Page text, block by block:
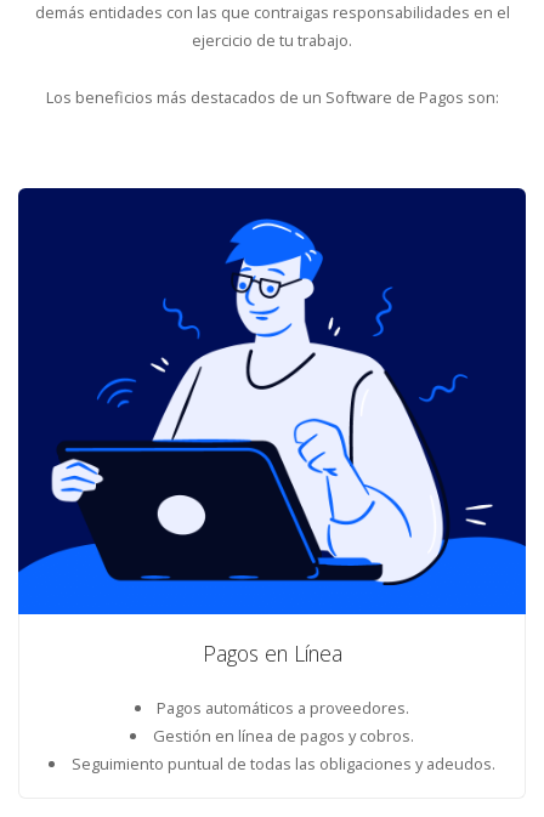
demás entidades con las que contraigas responsabilidades en el
ejercicio de tu trabajo.
Los beneficios más destacados de un Software de Pagos son:
Pagos en Línea
Pagos automáticos a proveedores.
Gestión en línea de pagos y cobros.
Seguimiento puntual de todas las obligaciones y adeudos.